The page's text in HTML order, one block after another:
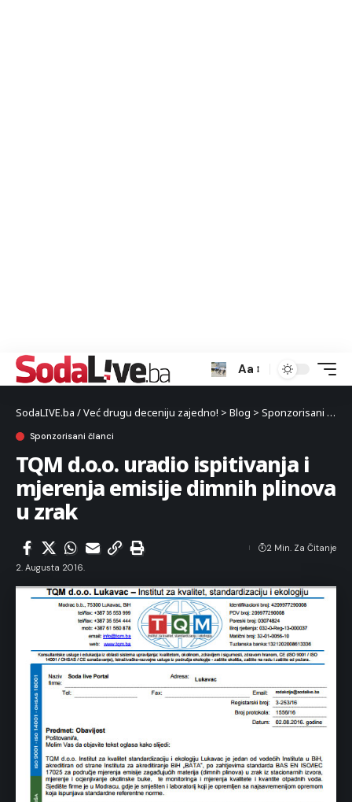
Aa
SodaLIVE.ba / Već drugu deceniju zajedno! > Blog > Sponzorisani članci
Sponzorisani članci
TQM d.o.o. uradio ispitivanja i
mjerenja emisije dimnih plinova
u zrak
2. Augusta 2016.
2 Min. Za Čitanje